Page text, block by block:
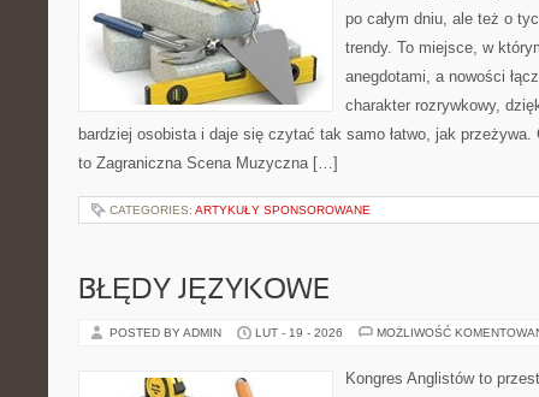
po całym dniu, ale też o
trendy. To miejsce, w
anegdotami, a nowości
charakter rozrywkowy,
bardziej osobista i daje się czytać tak samo łatwo, jak przeżywa.
to Zagraniczna Scena Muzyczna […]
CATEGORIES: ARTYKUŁY SPONSOROWANE
BŁĘDY JĘZYKOWE
POSTED BY ADMIN LUT - 19 - 2026 MOŻLIWOŚĆ
Kongres Anglistów to